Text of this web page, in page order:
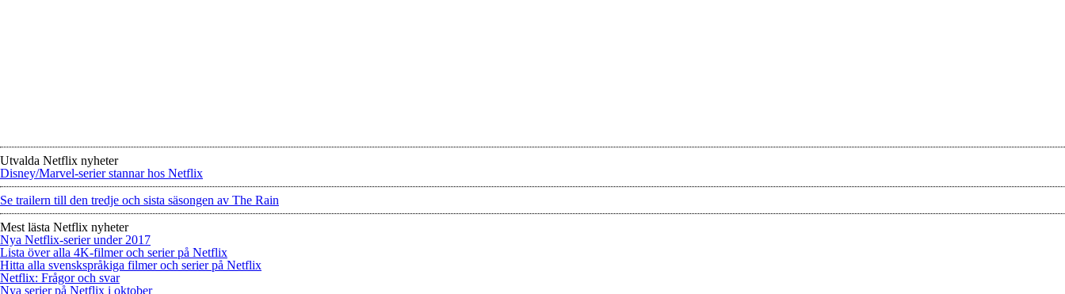
Utvalda Netflix nyheter
Disney/Marvel-serier stannar hos Netflix
Se trailern till den tredje och sista säsongen av The Rain
Mest lästa Netflix nyheter
Nya Netflix-serier under 2017
Lista över alla 4K-filmer och serier på Netflix
Hitta alla svenskspråkiga filmer och serier på Netflix
Netflix: Frågor och svar
Nya serier på Netflix i oktober